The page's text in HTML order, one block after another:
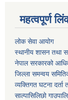
महत्वपूर्ण
लोक सेवा आयोग
स्थानीय शासन तथा
नेपाल सरकारको
जिल्ला समन्वय
व्यक्तिगत घटना दर्ता
साल्पासिलिछो